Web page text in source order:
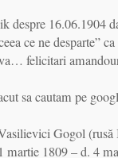
despre 16.06.1904
ce ne desparte”
felicitari
sa cautam pe
Gogol
martie 1809 – d. 4